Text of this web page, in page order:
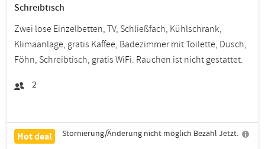
Schreibtisch
Zwei lose Einzelbetten, TV, Schließfach, Kühlschrank,
Klimaanlage, gratis Kaffee, Badezimmer mit Toilette, Dusch,
Föhn, Schreibtisch, gratis WiFi. Rauchen ist nicht gestattet.
2
Hot deal Stornierung/Änderung nicht möglich Bezahl Jetzt.